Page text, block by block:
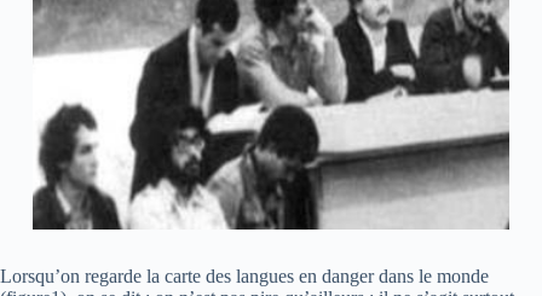
Lorsqu’on regarde la carte des langues en danger dans le monde